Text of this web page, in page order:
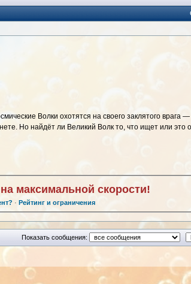
Волки охотятся на своего заклятого
Но найдёт ли Великий Волк то, что ищет или это
максимальной скорости!
· Рейтинг и ограничения
Показать сообщения: